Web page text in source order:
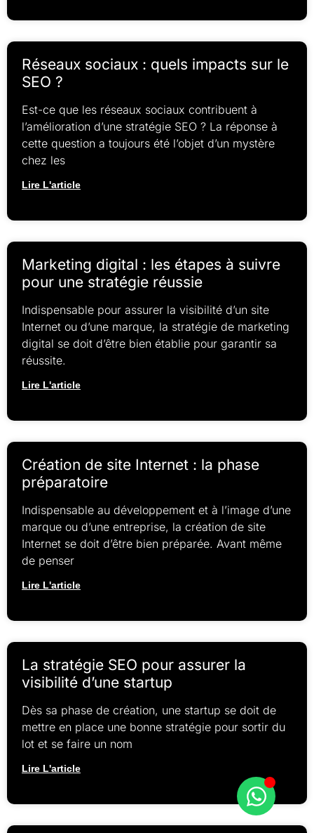
Réseaux sociaux : quels impacts sur le
SEO ?
Est-ce que les réseaux sociaux contribuent à
l’amélioration d’une stratégie SEO ? La réponse à
cette question a toujours été l’objet d’un mystère
chez les
Lire L'article
Marketing digital : les étapes à suivre
pour une stratégie réussie
Indispensable pour assurer la visibilité d’un site
Internet ou d’une marque, la stratégie de marketing
digital se doit d’être bien établie pour garantir sa
réussite.
Lire L'article
Création de site Internet : la phase
préparatoire
Indispensable au développement et à l’image d’une
marque ou d’une entreprise, la création de site
Internet se doit d’être bien préparée. Avant même
de penser
Lire L'article
La stratégie SEO pour assurer la
visibilité d’une startup
Dès sa phase de création, une startup se doit de
mettre en place une bonne stratégie pour sortir du
lot et se faire un nom
Lire L'article